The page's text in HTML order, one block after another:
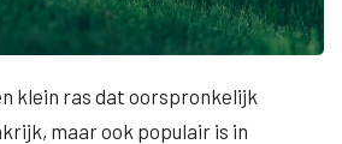
klein ras dat oorspronkelijk
maar ook populair is in